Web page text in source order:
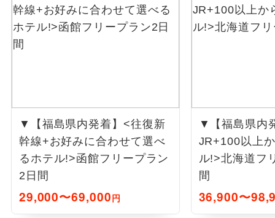
▼【福島県内発着】<往復新
幹線+お好みに合わせて選べ
るホテル!>函館フリープラン
2日間
29,000〜69,000円
▼【福島県内
JR+100以上
ル!>北海道フ
間
36,900〜